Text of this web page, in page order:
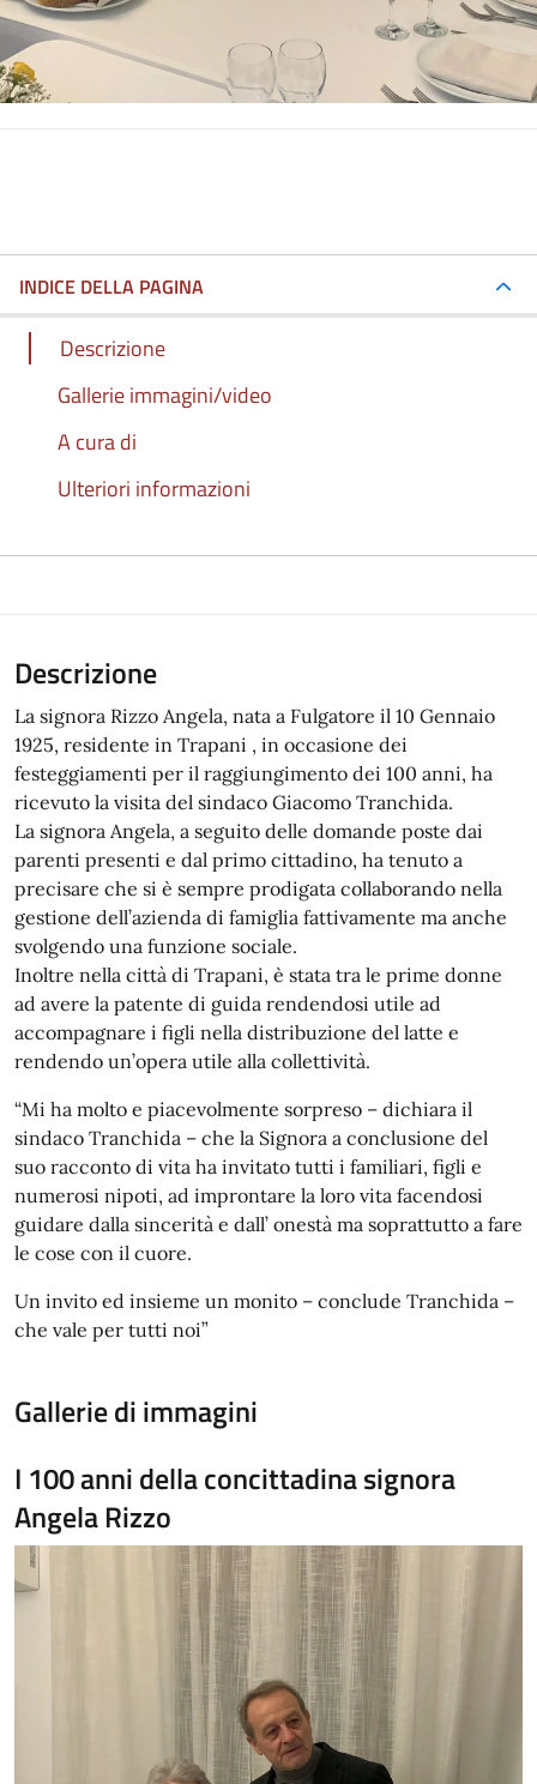
INDICE DELLA PAGINA
Descrizione
Gallerie immagini/video
A cura di
Ulteriori informazioni
Descrizione
La signora Rizzo Angela, nata a Fulgatore il 10 Gennaio
1925, residente in Trapani , in occasione dei
festeggiamenti per il raggiungimento dei 100 anni, ha
ricevuto la visita del sindaco Giacomo Tranchida.
La signora Angela, a seguito delle domande poste dai
parenti presenti e dal primo cittadino, ha tenuto a
precisare che si è sempre prodigata collaborando nella
gestione dell’azienda di famiglia fattivamente ma anche
svolgendo una funzione sociale.
Inoltre nella città di Trapani, è stata tra le prime donne
ad avere la patente di guida rendendosi utile ad
accompagnare i figli nella distribuzione del latte e
rendendo un’opera utile alla collettività.
“Mi ha molto e piacevolmente sorpreso – dichiara il
sindaco Tranchida – che la Signora a conclusione del
suo racconto di vita ha invitato tutti i familiari, figli e
numerosi nipoti, ad improntare la loro vita facendosi
guidare dalla sincerità e dall’ onestà ma soprattutto a fare
le cose con il cuore.
Un invito ed insieme un monito – conclude Tranchida –
che vale per tutti noi”
Gallerie di immagini
I 100 anni della concittadina signora
Angela Rizzo